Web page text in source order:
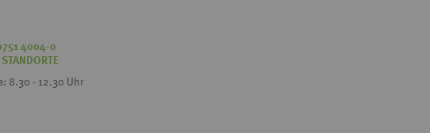
4004-0
STANDORTE
8.30 - 12.30 Uhr